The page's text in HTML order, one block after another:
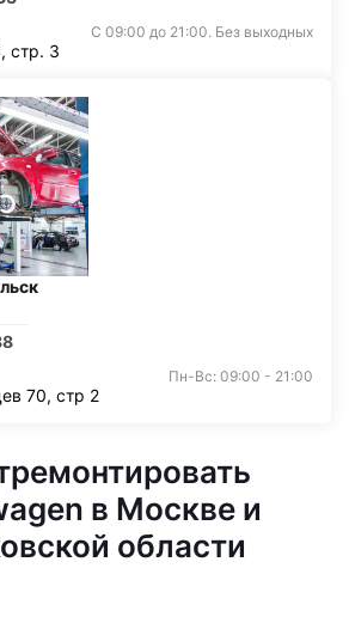
С 09:00 до 21:00. Без выходных
стр. 3
Пн-Вс: 09:00 - 21:00
70, стр 2
в Москве и
области